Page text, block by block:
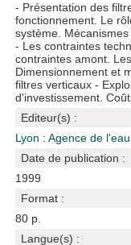
- Présentation des
fonctionnement. Le
système.
- Les contraintes
contraintes amont.
Dimensionnement et
filtres verticaux -
d'investissement.
Editeur(s) :
Lyon : Agence de
Date de publication :
1999
Format :
80 p.
Langue(s) :